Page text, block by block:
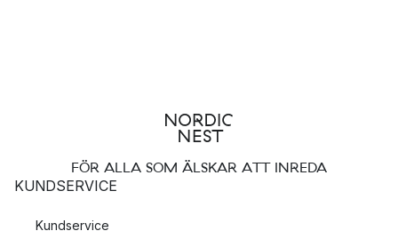
FÖR ALLA SOM ÄLSKAR ATT INREDA
KUNDSERVICE
Kundservice